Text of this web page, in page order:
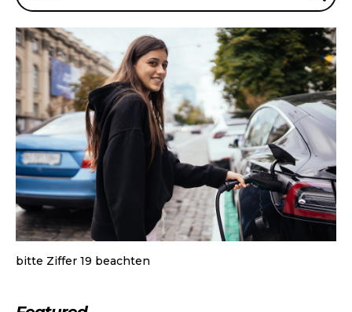
bitte Ziffer 19 beachten